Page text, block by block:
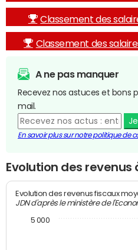
Classement des
Classement des
A ne pas manquer
Recevez nos astuces et bons
mail.
En savoir plus sur notre politique de
Evolution des revenus
Evolution des revenus fiscaux
JDN d'après le ministère de
5 000